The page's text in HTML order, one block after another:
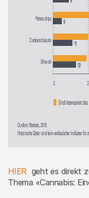
HIER geht es direkt
Thema «Cannabis: